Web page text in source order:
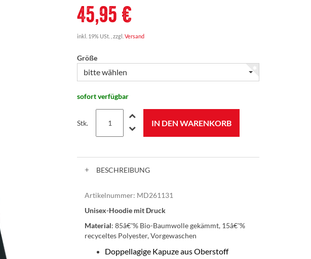
45,95 €
inkl. 19% USt. , zzgl. Versand
Größe
bitte wählen
sofort verfügbar
Stk. IN DEN WARENKORB
BESCHREIBUNG
Artikelnummer: MD261131
Unisex-Hoodie mit Druck
Material: 85â€¯% Bio-Baumwolle gekämmt, 15â€¯%
recyceltes Polyester, Vorgewaschen
Doppellagige Kapuze aus Oberstoff